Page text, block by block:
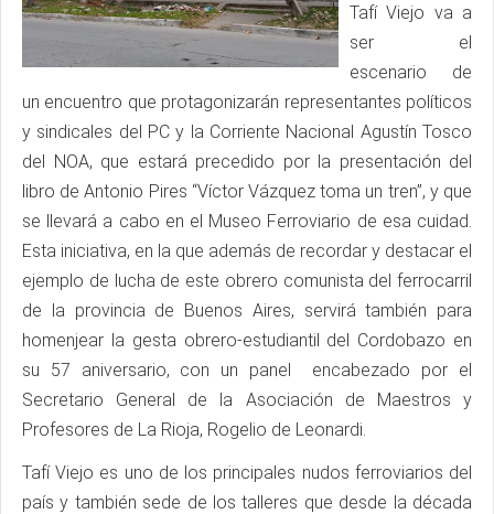
Tafí Viejo va a
ser el
escenario de
un encuentro que protagonizarán representantes políticos
y sindicales del PC y la Corriente Nacional Agustín Tosco
del NOA, que estará precedido por la presentación del
libro de Antonio Pires “Víctor Vázquez toma un tren”, y que
se llevará a cabo en el Museo Ferroviario de esa cuidad.
Esta iniciativa, en la que además de recordar y destacar el
ejemplo de lucha de este obrero comunista del ferrocarril
de la provincia de Buenos Aires, servirá también para
homenjear la gesta obrero-estudiantil del Cordobazo en
su 57 aniversario, con un panel encabezado por el
Secretario General de la Asociación de Maestros y
Profesores de La Rioja, Rogelio de Leonardi.
Tafí Viejo es uno de los principales nudos ferroviarios del
país y también sede de los talleres que desde la década